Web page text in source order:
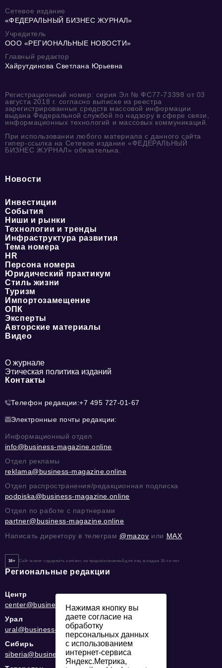
Сетевое издание
«ФЕДЕРАЛЬНЫЙ БИЗНЕС ЖУРНАЛ»
Учредитель
ООО «РЕГИОНАЛЬНЫЕ НОВОСТИ»
Главный редактор
Хайрутдинова Светлана Юрьевна
Регистрационный номер: серия Эл № ФС77-73398 от 03
августа 2018 г. согласно выписке из реестра
зарегистрированных средств массовой информации
выдана Федеральной службой по надзору в сфере связи,
информационных технологий и массовых коммуникаций.
При использовании любого материала с данного сайта
гипер-ссылка на Сетевое издание «ФЕДЕРАЛЬНЫЙ
БИЗНЕС ЖУРНАЛ» обязательна.
Новости
Инвестиции
События
Ниши и рынки
Технологии и тренды
Инфраструктура развития
Тема номера
HR
Персона номера
Юридический практикум
Стиль жизни
Туризм
Импортозамещение
ОПК
Эксперты
Авторские материалы
Видео
О журнале
Этическая политика изданий
Контакты
Телефон редакции:+7 495 727-01-67
Электронные почты редакции:
Информационный отдел
info@business-magazine.online
Отдел рекламы
reklama@business-magazine.online
Отдел распространения/редакционная подписка
podpiska@business-magazine.online
Отдел по работе с партнерами
partner@business-magazine.online
Написать директору в телеграм @mazov или MAX
16+ Сайт может содержать контент, не предназначенный для лиц младше 16-ти лет.
Региональные редакции
Центр
center@business-magazine.online
Урал
ural@business-magazine.online
Сибирь
siberia@business-magazine.online
Нажимая кнопку вы
даете согласие на
обработку
персональных данных
с использованием
интернет-сервиса
Яндекс.Метрика,